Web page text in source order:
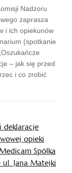
Nadzoru
zaprasza
i ich opiekunów
(spotkanie
– jak się przed
i co zrobić
deklaracje
opieki
Spółka
ul. Jana Matejki